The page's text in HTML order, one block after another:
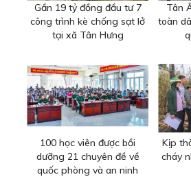
Gần 19 tỷ đồng đầu tư 7
công trình kè chống sạt lở
tại xã Tân Hưng
Tân
toàn
100 học viên được bồi
dưỡng 21 chuyên đề về
quốc phòng và an ninh
Kịp
cháy